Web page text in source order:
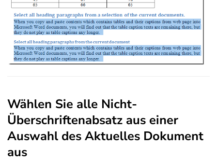
Wählen Sie alle Nicht-
Überschriftenabsatz aus einer
Auswahl des Aktuelles Dokument
aus